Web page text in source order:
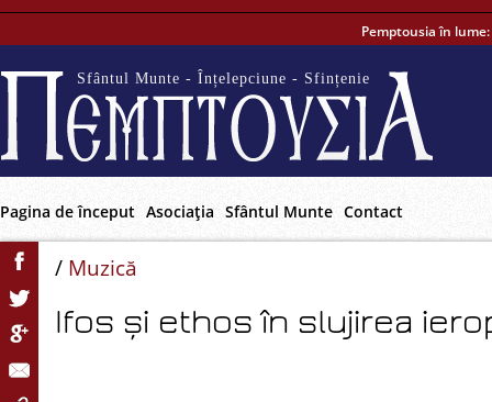
Pemptousia în lume:
Sfântul Munte - Înțelepciune - Sfințenie
Pagina de început Asociaţia Sfântul Munte Contact
/ Muzică
Ifos și ethos în slujirea